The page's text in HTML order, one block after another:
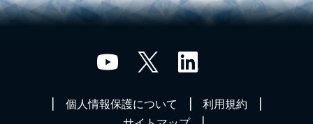
個人情報保護について
利用規約